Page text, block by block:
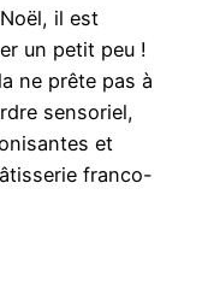
il est
un petit peu !
ne prête pas à
sensoriel,
et
franco-